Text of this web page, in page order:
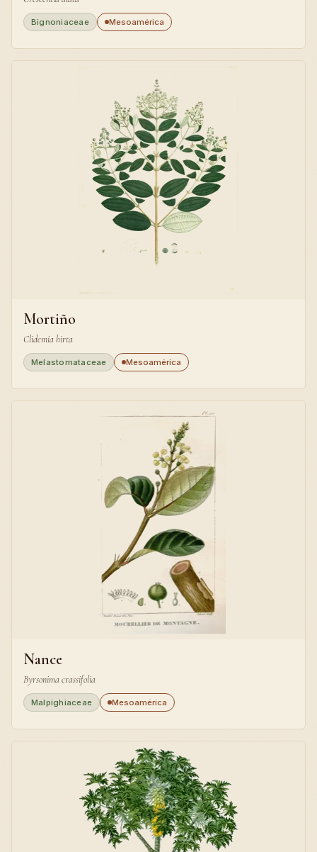
Bignoniaceae Mesoamérica
Mortiño
Clidemia hirta
Melastomataceae Mesoamérica
Nance
Byrsonima crassifolia
Malpighiaceae Mesoamérica